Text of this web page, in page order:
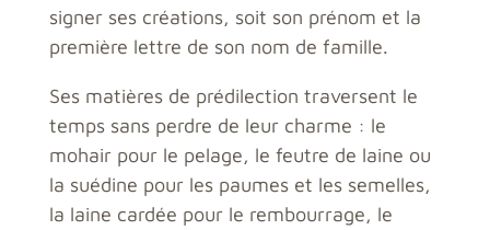
signer ses créations, soit son prénom et la
première lettre de son nom de famille.
Ses matières de prédilection traversent le
temps sans perdre de leur charme : le
mohair pour le pelage, le feutre de laine ou
la suédine pour les paumes et les semelles,
la laine cardée pour le rembourrage, le